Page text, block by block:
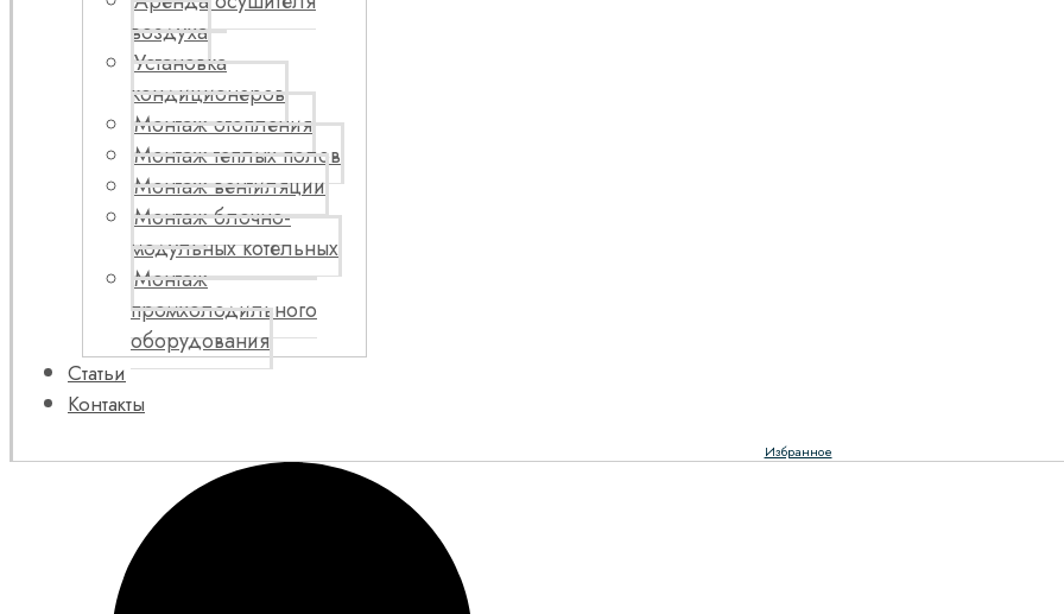
воздуха
Установка
кондиционеров
Монтаж отопления
Монтаж теплых полов
Монтаж вентиляции
Монтаж блочно-
модульных котельных
Монтаж
промхолодильного
оборудования
Статьи
Контакты
Избранное